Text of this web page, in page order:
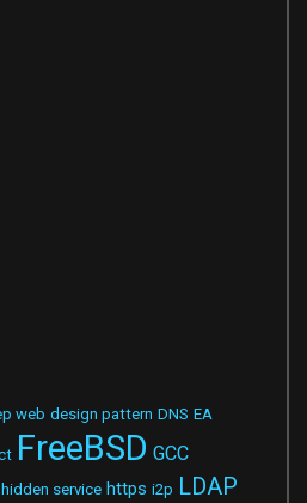
web design pattern DNS EA
FreeBSD GCC
hidden service https i2p LDAP